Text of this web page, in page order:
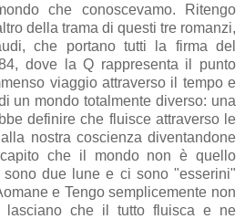
che conoscevamo. Ritengo
della trama di questi tre romanzi,
che portano tutti la firma del
dove la Q rappresenta il punto
viaggio attraverso il tempo e
un mondo totalmente diverso: una
definire che fluisce attraverso le
nostra coscienza diventandone
che il mondo non è quello
due lune e ci sono "esserini"
e Tengo semplicemente non
lasciano che il tutto fluisca e ne